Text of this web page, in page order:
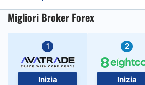
Migliori Broker Forex
1
Inizia
2
Inizia